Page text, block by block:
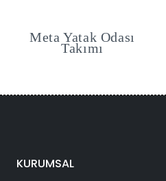
Meta Yatak Odası
Takımı
KURUMSAL